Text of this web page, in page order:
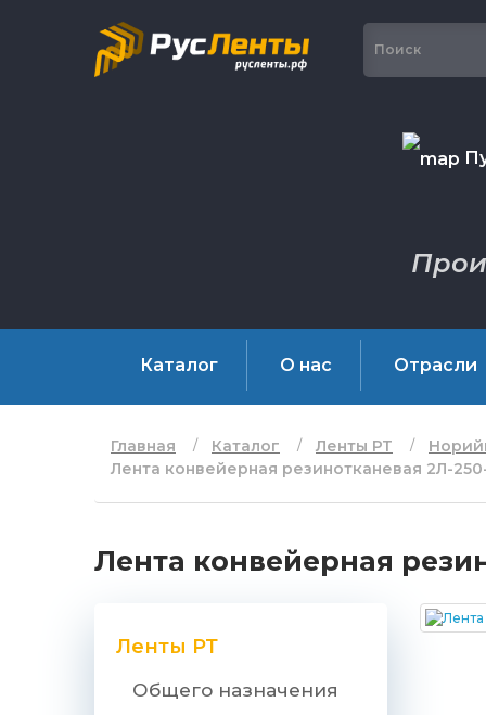
Каталог О нас Отрасли
Главная Каталог Ленты РТ
Лента конвейерная резинотканевая 2Л-
Лента конвейерная
Ленты РТ
Общего назначения